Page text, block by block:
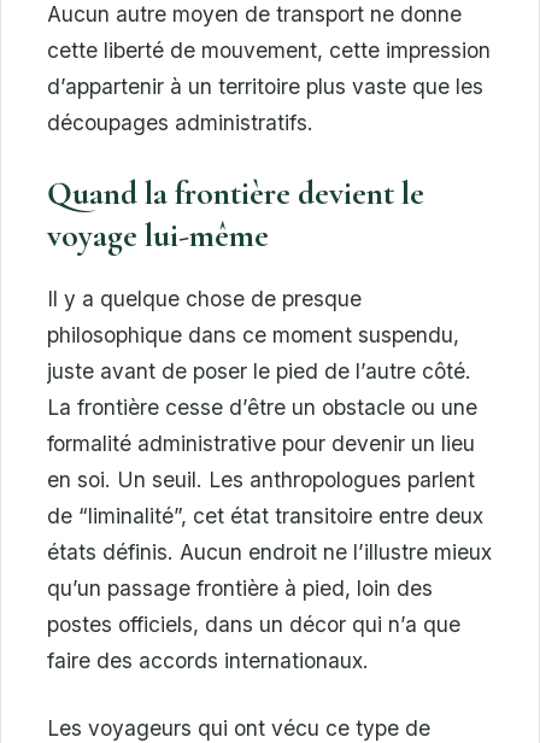
Aucun autre moyen de transport ne donne
cette liberté de mouvement, cette impression
d’appartenir à un territoire plus vaste que les
découpages administratifs.
Quand la frontière devient le
voyage lui-même
Il y a quelque chose de presque
philosophique dans ce moment suspendu,
juste avant de poser le pied de l’autre côté.
La frontière cesse d’être un obstacle ou une
formalité administrative pour devenir un lieu
en soi. Un seuil. Les anthropologues parlent
de “liminalité”, cet état transitoire entre deux
états définis. Aucun endroit ne l’illustre mieux
qu’un passage frontière à pied, loin des
postes officiels, dans un décor qui n’a que
faire des accords internationaux.
Les voyageurs qui ont vécu ce type de